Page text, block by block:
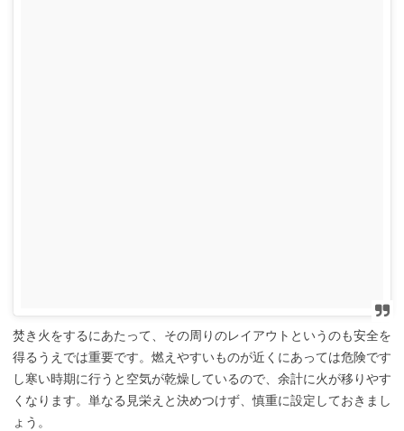
焚き火をするにあたって、その周りのレイアウトというのも安全を
得るうえでは重要です。燃えやすいものが近くにあっては危険です
し寒い時期に行うと空気が乾燥しているので、余計に火が移りやす
くなります。単なる見栄えと決めつけず、慎重に設定しておきまし
ょう。